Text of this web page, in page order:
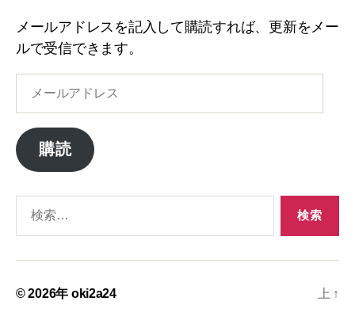
メールアドレスを記入して購読すれば、更新をメー
ルで受信できます。
ア
ド
ス
購読
象:
© 2026年 oki2a24 上 ↑